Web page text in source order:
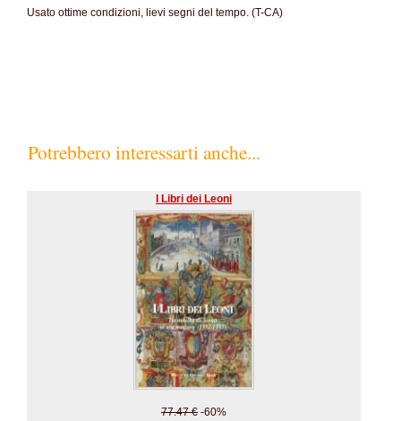
Usato ottime condizioni, lievi segni del tempo. (T-CA)
Potrebbero interessarti anche...
I Libri dei Leoni
77.47 € -60%